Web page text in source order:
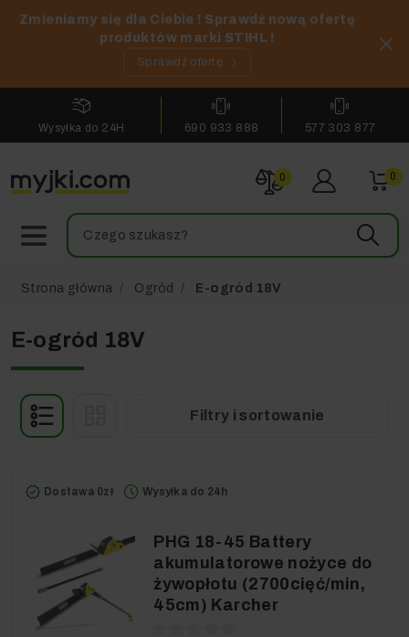
Zmieniamy się dla Ciebie ! Sprawdź nową ofertę
produktów marki STIHL !
Sprawdź ofertę
Wysyłka do 24H 690 933 888 577 303 877
0 0
Strona główna Ogród E-ogród 18V
E-ogród 18V
Filtry i sortowanie
Dostawa 0zł Wysyłka do 24h
PHG 18-45 Battery
akumulatorowe nożyce do
żywopłotu (2700cięć/min,
45cm) Karcher